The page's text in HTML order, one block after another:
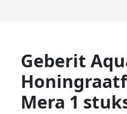
Geberit
Mera 1